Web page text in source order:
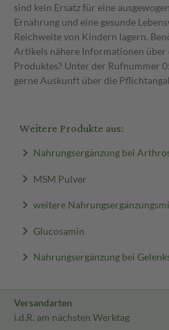
sind kein Ersatz für eine
Ernährung und eine gesunde
Reichweite von Kindern lagern.
Artikels nähere Informationen über
Produktes? Unter der Rufnummer
gerne Auskunft über die
Weitere Produkte aus:
Nahrungsergänzung bei
MSM Pulver
weitere
Glucosamin
Nahrungsergänzung bei
Versandarten
i.d.R. am nächsten Werktag